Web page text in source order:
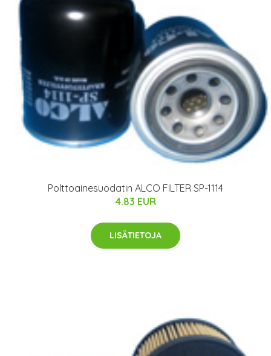
Polttoainesuodatin ALCO FILTER SP-1114
4.83 EUR
LISÄTIETOJA